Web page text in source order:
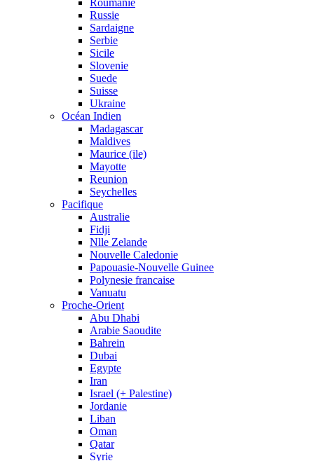
Roumanie
Russie
Sardaigne
Serbie
Sicile
Slovenie
Suede
Suisse
Ukraine
Océan Indien
Madagascar
Maldives
Maurice (ile)
Mayotte
Reunion
Seychelles
Pacifique
Australie
Fidji
Nlle Zelande
Nouvelle Caledonie
Papouasie-Nouvelle Guinee
Polynesie francaise
Vanuatu
Proche-Orient
Abu Dhabi
Arabie Saoudite
Bahrein
Dubai
Egypte
Iran
Israel (+ Palestine)
Jordanie
Liban
Oman
Qatar
Syrie